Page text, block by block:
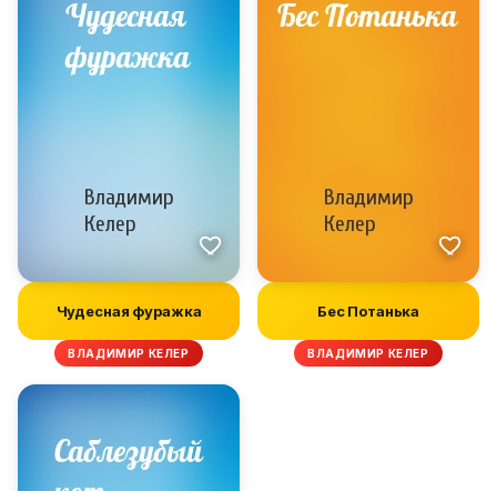
Чудесная фуражка
ВЛАДИМИР КЕЛЕР
Бес Потанька
ВЛАДИМИР КЕЛЕР